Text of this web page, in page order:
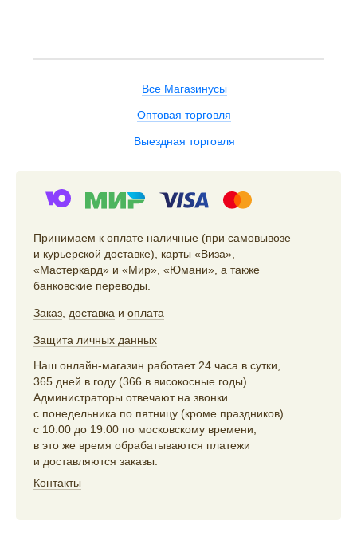
Все Магазинусы
Оптовая торговля
Выездная торговля
Принимаем к оплате наличные (при самовывозе
и курьерской доставке), карты «Виза»,
«Мастеркард» и «Мир», «Юмани», а также
банковские переводы.
Заказ доставка и оплата
Защита личных данных
Наш онлайн-магазин работает 24 часа в сутки,
365 дней в году (366 в високосные годы).
Администраторы отвечают на звонки
с понедельника по пятницу (кроме праздников)
с 10:00 до 19:00 по московскому времени,
в это же время обрабатываются платежи
и доставляются заказы.
Контакты